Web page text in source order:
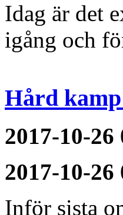
Idag är det
igång och
Hård
2017-10-26
2017-10-26
Inför sista